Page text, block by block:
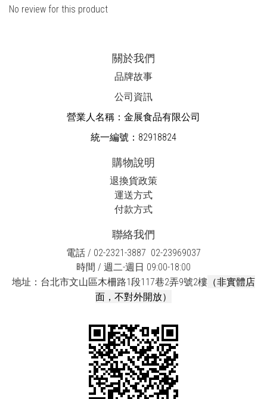
No review for this product
關於我們
品牌故事
公司資訊
營業人名稱：金展食品有限公司
統一編號：82918824
購物說明
退換貨政策
運送方式
付款方式
聯絡我們
電話 / 02-2321-3887 02-23969037
時間 / 週二-週日 09:00-18:00
地址：台北市文山區木柵路1段117巷2弄9號2樓 （非實體店
面，不對外開放）